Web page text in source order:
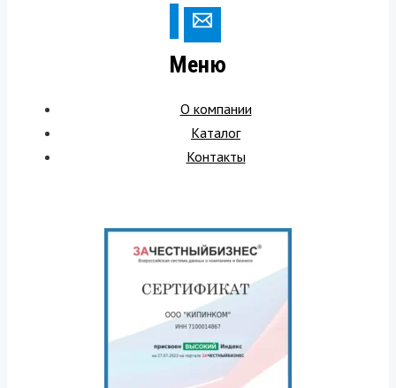
Меню
О компании
Каталог
Контакты